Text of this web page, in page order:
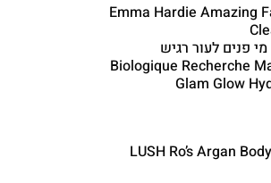
Emma Hardie Amazing
Biologique Recherche
Glam Glow
LUSH Ro’s Argan